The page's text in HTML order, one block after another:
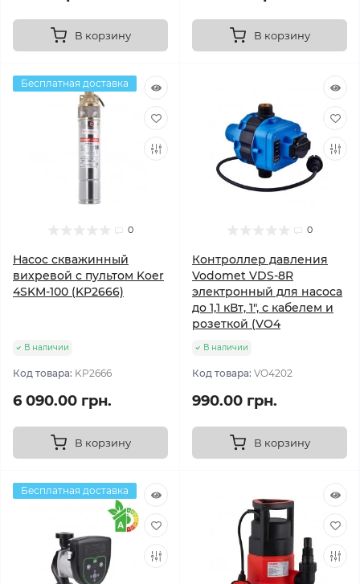
В корзину В корзину
Бесплатная доставка
0
Насос скважинный
вихревой с пультом Koer
4SKM-100 (KP2666)
В наличии
Код товара: KP2666
6 090.00 грн.
В корзину
0
Контроллер давления
Vodomet VDS-8R
электронный для насоса
до 1,1 кВт, 1", с кабелем и
розеткой (VO4
В наличии
Код товара: VO4202
990.00 грн.
В корзину
Бесплатная доставка